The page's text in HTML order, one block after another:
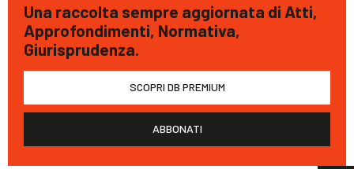
Una raccolta sempre aggiornata di Atti,
Approfondimenti, Normativa,
Giurisprudenza.
SCOPRI DB PREMIUM
ABBONATI